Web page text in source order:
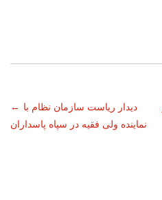
← دیدار ریاست سازمان نظام با
نماینده ولی فقیه در سپاه پاسداران